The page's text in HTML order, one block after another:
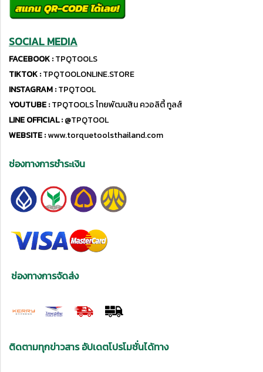
SOCIAL MEDIA
FACEBOOK :TPQTOOLS
TIKTOK :TPQTOOLONLINE.STORE
INSTAGRAM :TPQTOOL
YOUTUBE :TPQTOOLS ไทยพัฒนสิน ควอลิตี้ ทูลส์
LINE OFFICIAL :@TPQTOOL
WEBSITE :www.torquetoolsthailand.com
ช่องทางการชำระเงิน
ช่องทางการจัดส่ง
ติดตามทุกข่าวสาร อัปเดตโปรโมชั่นได้ทาง